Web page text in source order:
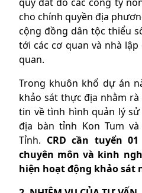
quỹ đất do các công ty
cho chính quyền địa
cộng đồng dân tộc thiểu
tới các cơ quan và nhà
quan.
Trong khuôn khổ dự án
khảo sát thực địa nhằm
tin về tình hình quản lý
địa bàn tỉnh Kon Tum
Tỉnh. CRD cần tuyển
chuyên môn và kinh
hiện hoạt động khảo sát